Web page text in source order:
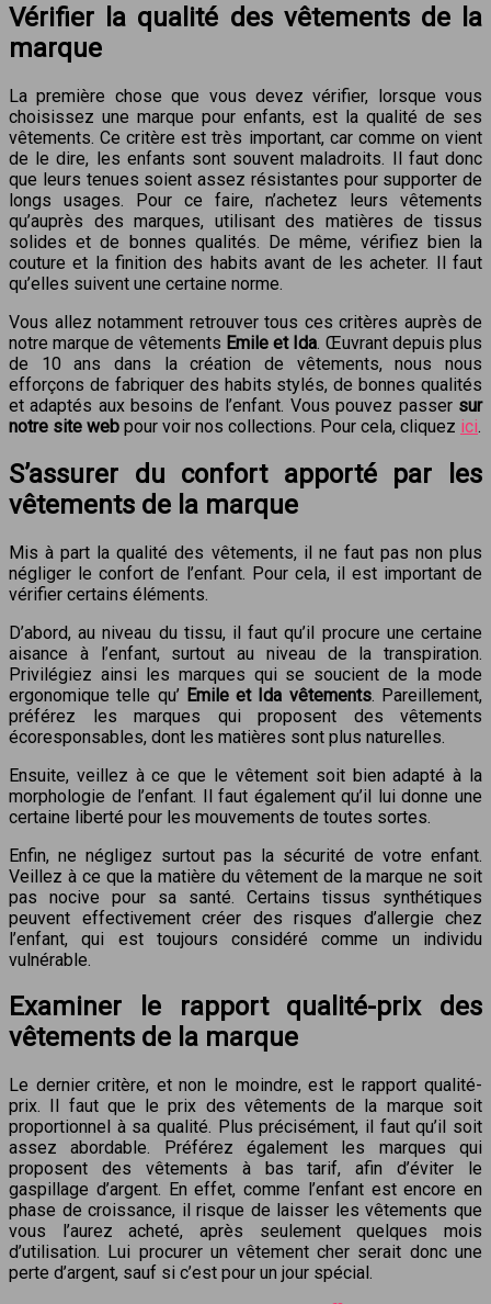
Vérifier la qualité des vêtements de la
marque
La première chose que vous devez vérifier, lorsque vous
choisissez une marque pour enfants, est la qualité de ses
vêtements. Ce critère est très important, car comme on vient
de le dire, les enfants sont souvent maladroits. Il faut donc
que leurs tenues soient assez résistantes pour supporter de
longs usages. Pour ce faire, n’achetez leurs vêtements
qu’auprès des marques, utilisant des matières de tissus
solides et de bonnes qualités. De même, vérifiez bien la
couture et la finition des habits avant de les acheter. Il faut
qu’elles suivent une certaine norme.
Vous allez notamment retrouver tous ces critères auprès de
notre marque de vêtements Emile et Ida. Œuvrant depuis plus
de 10 ans dans la création de vêtements, nous nous
efforçons de fabriquer des habits stylés, de bonnes qualités
et adaptés aux besoins de l’enfant. Vous pouvez passer sur
notre site web pour voir nos collections. Pour cela, cliquez ici.
S’assurer du confort apporté par les
vêtements de la marque
Mis à part la qualité des vêtements, il ne faut pas non plus
négliger le confort de l’enfant. Pour cela, il est important de
vérifier certains éléments.
D’abord, au niveau du tissu, il faut qu’il procure une certaine
aisance à l’enfant, surtout au niveau de la transpiration.
Privilégiez ainsi les marques qui se soucient de la mode
ergonomique telle qu’ Emile et Ida vêtements. Pareillement,
préférez les marques qui proposent des vêtements
écoresponsables, dont les matières sont plus naturelles.
Ensuite, veillez à ce que le vêtement soit bien adapté à la
morphologie de l’enfant. Il faut également qu’il lui donne une
certaine liberté pour les mouvements de toutes sortes.
Enfin, ne négligez surtout pas la sécurité de votre enfant.
Veillez à ce que la matière du vêtement de la marque ne soit
pas nocive pour sa santé. Certains tissus synthétiques
peuvent effectivement créer des risques d’allergie chez
l’enfant, qui est toujours considéré comme un individu
vulnérable.
Examiner le rapport qualité-prix des
vêtements de la marque
Le dernier critère, et non le moindre, est le rapport qualité-
prix. Il faut que le prix des vêtements de la marque soit
proportionnel à sa qualité. Plus précisément, il faut qu’il soit
assez abordable. Préférez également les marques qui
proposent des vêtements à bas tarif, afin d’éviter le
gaspillage d’argent. En effet, comme l’enfant est encore en
phase de croissance, il risque de laisser les vêtements que
vous l’aurez acheté, après seulement quelques mois
d’utilisation. Lui procurer un vêtement cher serait donc une
perte d’argent, sauf si c’est pour un jour spécial.